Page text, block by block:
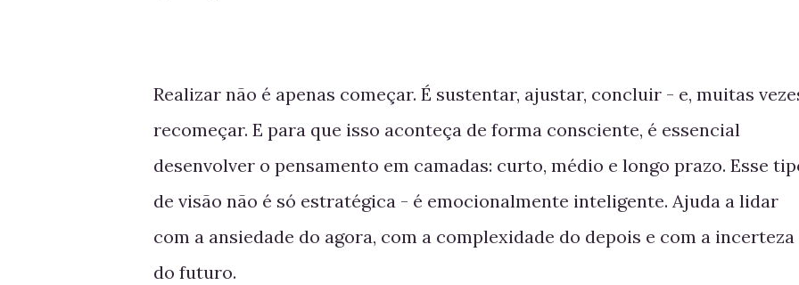
Realizar não é apenas começar. É sustentar, ajustar, concluir - e, muitas
recomeçar. E para que isso aconteça de forma consciente, é essencial
desenvolver o pensamento em camadas: curto, médio e longo prazo. Esse
de visão não é só estratégica - é emocionalmente inteligente. Ajuda a lidar
com a ansiedade do agora, com a complexidade do depois e com a incerteza
do futuro.